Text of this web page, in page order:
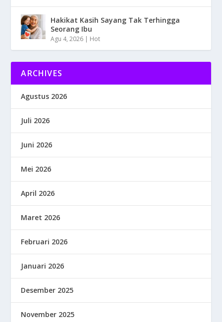
Hakikat Kasih Sayang Tak Terhingga
Seorang Ibu
Agu 4, 2026 | Hot
ARCHIVES
Agustus 2026
Juli 2026
Juni 2026
Mei 2026
April 2026
Maret 2026
Februari 2026
Januari 2026
Desember 2025
November 2025